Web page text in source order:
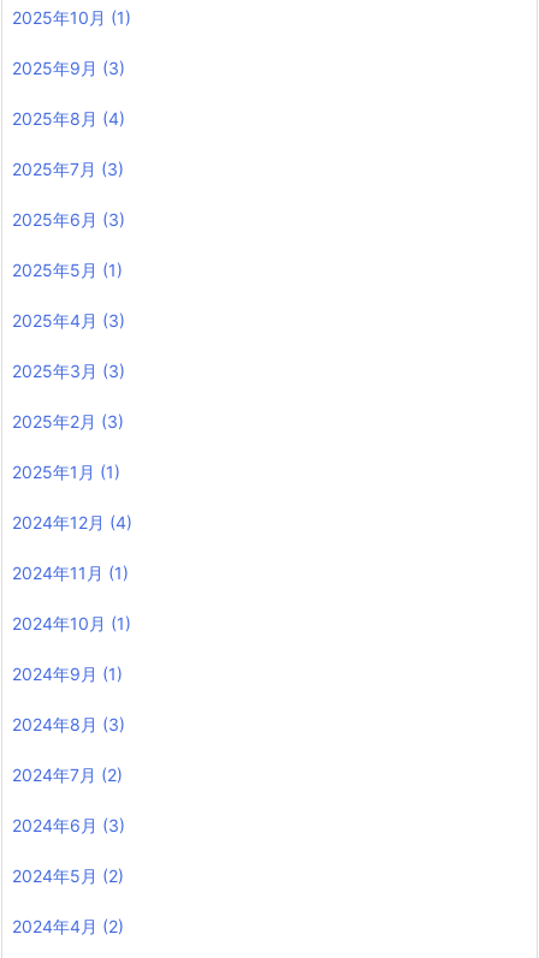
2025年10月 (1)
2025年9月 (3)
2025年8月 (4)
2025年7月 (3)
2025年6月 (3)
2025年5月 (1)
2025年4月 (3)
2025年3月 (3)
2025年2月 (3)
2025年1月 (1)
2024年12月 (4)
2024年11月 (1)
2024年10月 (1)
2024年9月 (1)
2024年8月 (3)
2024年7月 (2)
2024年6月 (3)
2024年5月 (2)
2024年4月 (2)